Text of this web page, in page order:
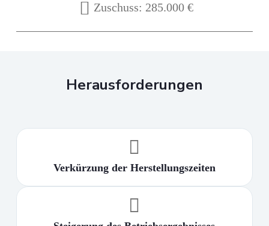
Zuschuss: 285.000 €
Herausforderungen
Verkürzung der Herstellungszeiten